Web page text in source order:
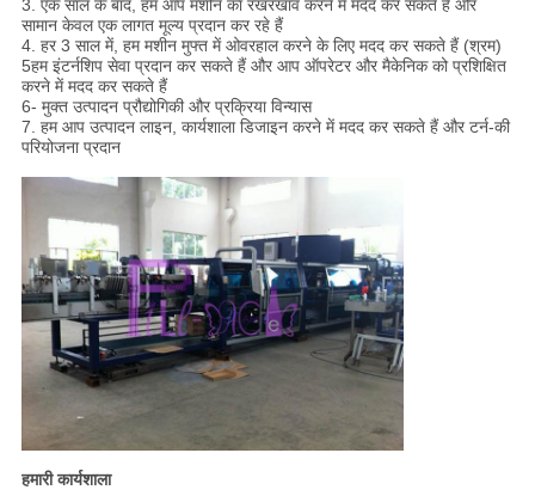
3. एक साल के बाद, हम आप मशीन का रखरखाव करने में मदद कर सकते हैं और
सामान केवल एक लागत मूल्य प्रदान कर रहे हैं
4. हर 3 साल में, हम मशीन मुफ्त में ओवरहाल करने के लिए मदद कर सकते हैं (श्रम)
5हम इंटर्नशिप सेवा प्रदान कर सकते हैं और आप ऑपरेटर और मैकेनिक को प्रशिक्षित
करने में मदद कर सकते हैं
6- मुक्त उत्पादन प्रौद्योगिकी और प्रक्रिया विन्यास
7. हम आप उत्पादन लाइन, कार्यशाला डिजाइन करने में मदद कर सकते हैं और टर्न-की
परियोजना प्रदान
हमारी कार्यशाला